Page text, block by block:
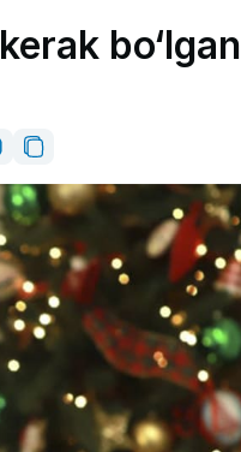
bo‘lgan